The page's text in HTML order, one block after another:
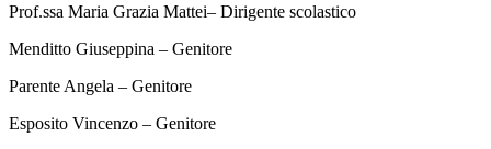
Prof.ssa Maria Grazia Mattei– Dirigente scolastico
Menditto Giuseppina – Genitore
Parente Angela – Genitore
Esposito Vincenzo – Genitore